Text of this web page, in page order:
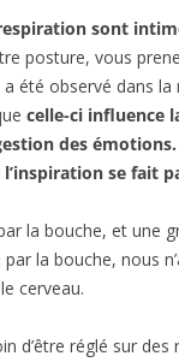
sont
posture, vous
été observé dans
celle-ci influence
des
se fait
la bouche, et une
la bouche, nous
cerveau.
d’être réglé sur des